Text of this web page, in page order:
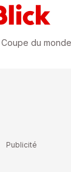
Coupe du monde